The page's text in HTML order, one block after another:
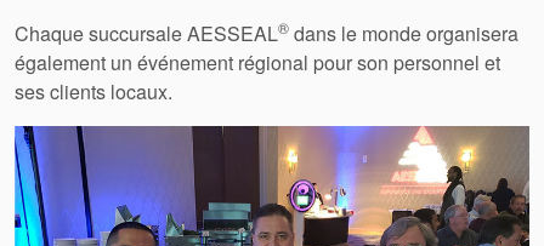
Actualités
Chaque succursale AESSEAL® dans le monde organisera
également un événement régional pour son personnel et
ses clients locaux.